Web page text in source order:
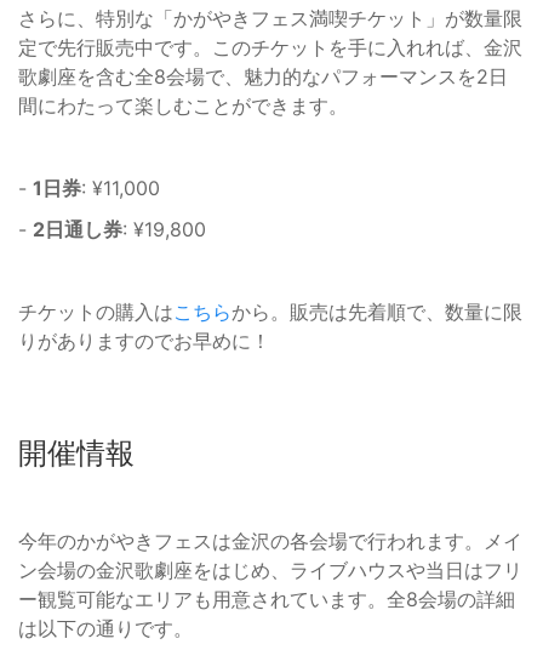
さらに、特別な「かがやきフェス満喫チケット」が数量限
定で先行販売中です。このチケットを手に入れれば、金沢
歌劇座を含む全8会場で、魅力的なパフォーマンスを2日
間にわたって楽しむことができます。
- 1日券: ¥11,000
- 2日通し券: ¥19,800
チケットの購入はこちらから。販売は先着順で、数量に限
りがありますのでお早めに！
開催情報
今年のかがやきフェスは金沢の各会場で行われます。メイ
ン会場の金沢歌劇座をはじめ、ライブハウスや当日はフリ
ー観覧可能なエリアも用意されています。全8会場の詳細
は以下の通りです。